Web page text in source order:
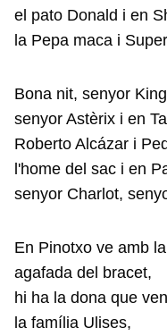
el pato Donald i en
la Pepa maca i
Bona nit, senyor
senyor Astèrix i en
Roberto Alcázar i
l'home del sac i en
senyor Charlot,
En Pinotxo ve amb
agafada del bracet,
hi ha la dona que
la família Ulises,